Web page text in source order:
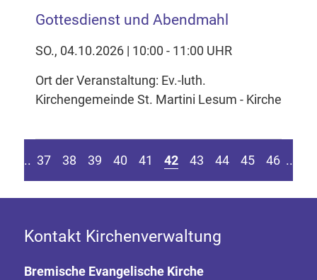
Gottesdienst und Abendmahl
SO., 04.10.2026 | 10:00 - 11:00 UHR
Ort der Veranstaltung: Ev.-luth.
Kirchengemeinde St. Martini Lesum - Kirche
springen
vorherigen Seite
.... 37 38 39 40 41 42 43 44 45 46 ....
Kontakt Kirchenverwaltung
Bremische Evangelische Kirche